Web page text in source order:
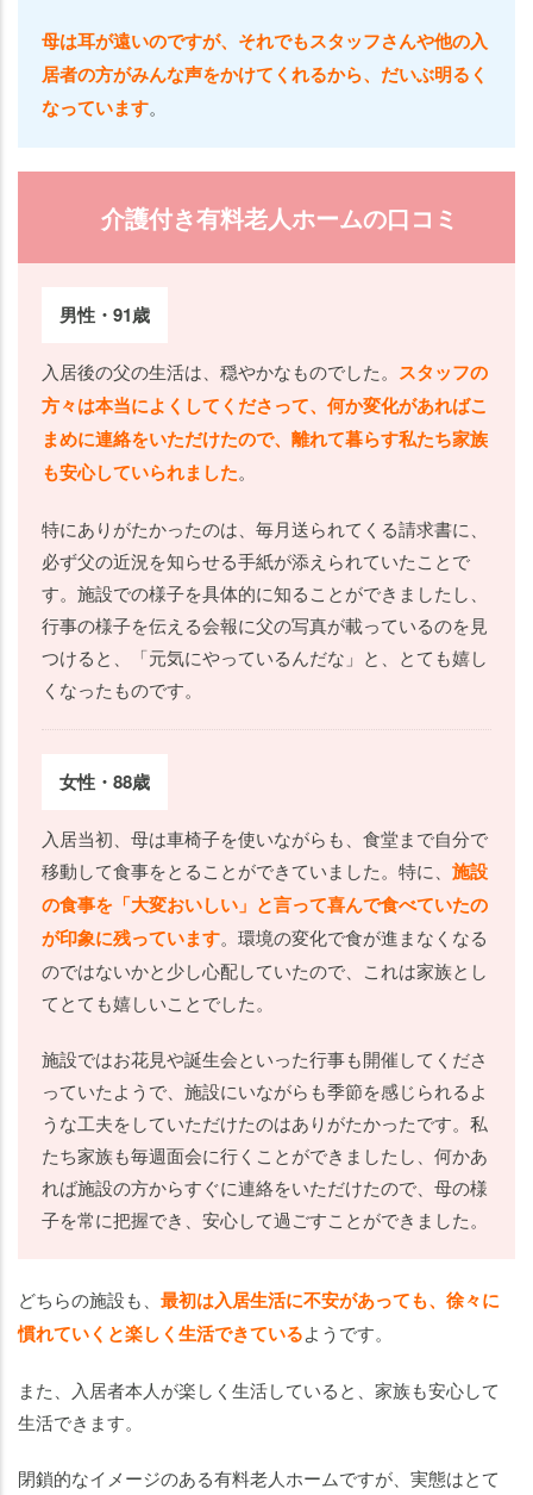
母は耳が遠いのですが、それでもスタッフさんや他の入
居者の方がみんな声をかけてくれるから、だいぶ明るく
なっています。
介護付き有料老人ホームの口コミ
男性・91歳
入居後の父の生活は、穏やかなものでした。 スタッフの
方々は本当によくしてくださって、何か変化があればこ
まめに連絡をいただけたので、離れて暮らす私たち家族
も安心していられました。
特にありがたかったのは、毎月送られてくる請求書に、
必ず父の近況を知らせる手紙が添えられていたことで
す。施設での様子を具体的に知ることができましたし、
行事の様子を伝える会報に父の写真が載っているのを見
つけると、「元気にやっているんだな」と、とても嬉し
くなったものです。
女性・88歳
入居当初、母は車椅子を使いながらも、食堂まで自分で
移動して食事をとることができていました。特に、 施設
の食事を「大変おいしい」と言って喜んで食べていたの
が印象に残っています。環境の変化で食が進まなくなる
のではないかと少し心配していたので、これは家族とし
てとても嬉しいことでした。
施設ではお花見や誕生会といった行事も開催してくださ
っていたようで、施設にいながらも季節を感じられるよ
うな工夫をしていただけたのはありがたかったです。私
たち家族も毎週面会に行くことができましたし、何かあ
れば施設の方からすぐに連絡をいただけたので、母の様
子を常に把握でき、安心して過ごすことができました。
どちらの施設も、 最初は入居生活に不安があっても、徐々に
慣れていくと楽しく生活できているようです。
また、入居者本人が楽しく生活していると、家族も安心して
生活できます。
閉鎖的なイメージのある有料老人ホームですが、実態はとて